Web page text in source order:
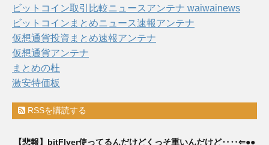
ビットコイン取引比較ニュースアンテナ waiwainews
ビットコインまとめニュース速報アンテナ
仮想通貨投資まとめ速報アンテナ
仮想通貨アンテナ
まとめの杜
激安特価板
RSSを購読する
【悲報】bitFlyer使ってるんだけどくっそ重いんだけど‥‥⇐●●